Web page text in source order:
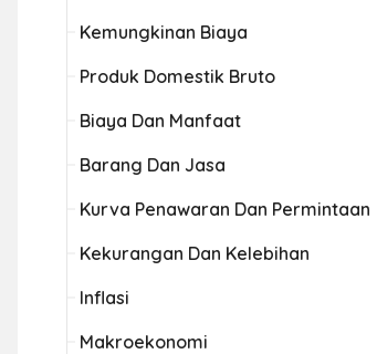
Kemungkinan Biaya
Produk Domestik Bruto
Biaya Dan Manfaat
Barang Dan Jasa
Kurva Penawaran Dan Permintaan
Kekurangan Dan Kelebihan
Inflasi
Makroekonomi